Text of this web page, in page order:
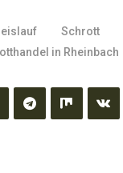
Schrott
in Rheinbach